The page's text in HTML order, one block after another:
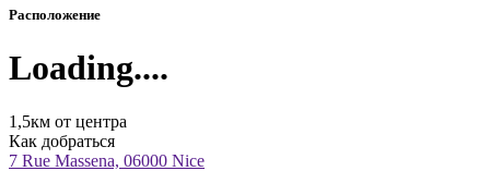
Расположение
Loading....
1,5км от центра
Как добраться
7 Rue Massena, 06000 Nice